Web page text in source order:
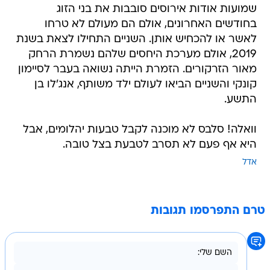
שמועות אודות אירוסים סובבות את בני הזוג
בחודשים האחרונים, אולם הם מעולם לא טרחו
לאשר או להכחיש אותן. השניים התחילו לצאת בשנת
2019, אולם מערכת היחסים שלהם נשמרת הרחק
מאור הזרקורים. הזמרת הייתה נשואה בעבר לסיימון
קונקי והשניים הביאו לעולם ילד משותף, אנג'לו בן
התשע.
וואלה! סלבס לא מוכנה לקבל טבעות יהלומים, אבל
היא אף פעם לא תסרב לטבעת בצל טובה.
אדל
טרם התפרסמו תגובות